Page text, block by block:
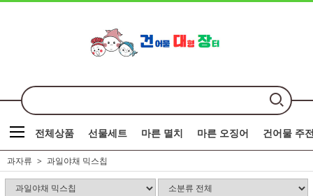
전체상품 선물세트 마른 멸치 마른 오징어 건어물 주
과자류 과일야채 믹스칩